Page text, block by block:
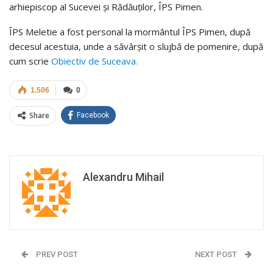
arhiepiscop al Sucevei și Rădăuților, ÎPS Pimen.
ÎPS Meletie a fost personal la mormântul ÎPS Pimen, după
decesul acestuia, unde a săvârșit o slujbă de pomenire, după
cum scrie Obiectiv de Suceava.
0
1.506
Share Facebook
Alexandru Mihail
PREV POST NEXT POST